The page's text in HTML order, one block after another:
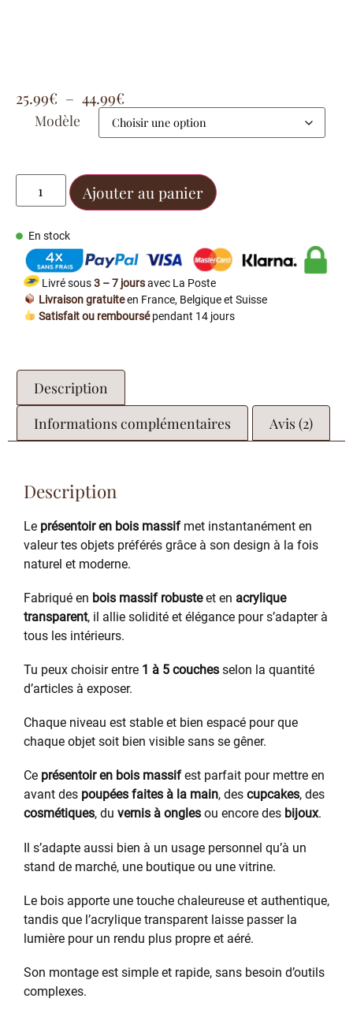
25.99€ – 44.99€
Modèle
Ajouter au panier
En stock
Livré sous3 – 7 joursavec La Poste
Livraison gratuiteen France, Belgique et Suisse
Satisfait ou remboursépendant 14 jours
Description
Informations complémentaires
Avis (2)
Description
Le présentoir en bois massifmet instantanément en
valeur tes objets préférés grâce à son design à la fois
naturel et moderne.
Fabriqué en bois massif robusteet en acrylique
transparent, il allie solidité et élégance pour s’adapter à
tous les intérieurs.
Tu peux choisir entre 1 à 5 couches selon la quantité
d’articles à exposer.
Chaque niveau est stable et bien espacé pour que
chaque objet soit bien visible sans se gêner.
Ce présentoir en bois massifest parfait pour mettre en
avant des poupées faites à la main, des cupcakes, des
cosmétiques, du vernis à ongles ou encore des bijoux.
Il s’adapte aussi bien à un usage personnel qu’à un
stand de marché, une boutique ou une vitrine.
Le bois apporte une touche chaleureuse et authentique,
tandis que l’acrylique transparent laisse passer la
lumière pour un rendu plus propre et aéré.
Son montage est simple et rapide, sans besoin d’outils
complexes.